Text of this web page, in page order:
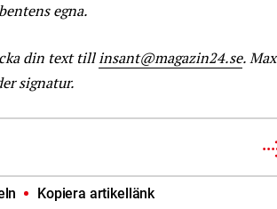
egna.
din text tillinsant@magazin24.se. Max
signatur.
Kopiera artikellänk